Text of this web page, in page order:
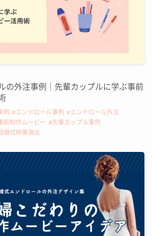
の外注事例｜先輩カップルに学ぶ事前
例 エンドロール事例
エンドロール外注
前制作ムービー
先輩カップル事例
婚式映像演出